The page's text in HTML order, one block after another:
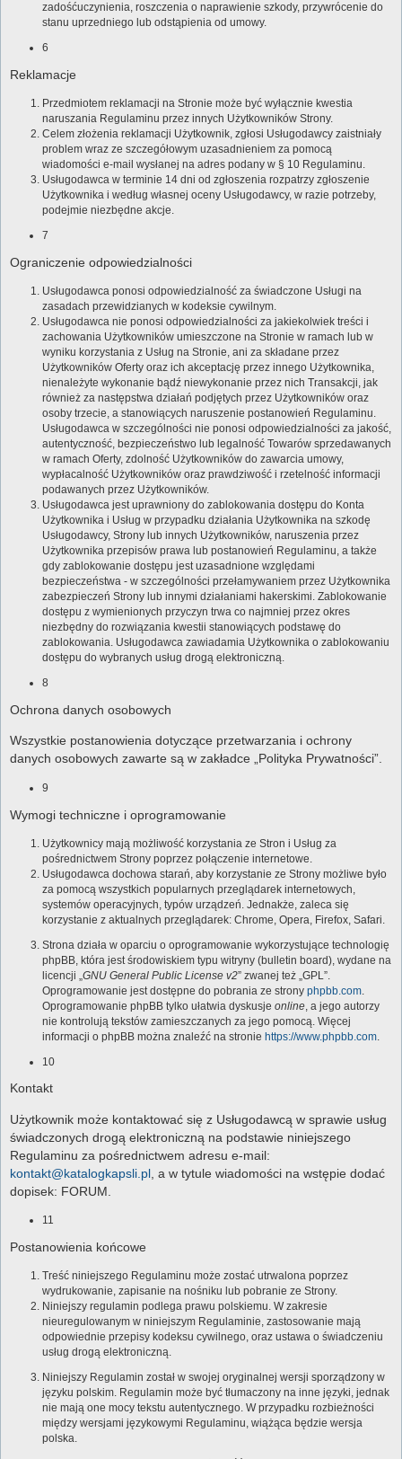
zadośćuczynienia, roszczenia o naprawienie szkody, przywrócenie do
stanu uprzedniego lub odstąpienia od umowy.
6
Reklamacje
Przedmiotem reklamacji na Stronie może być wyłącznie kwestia
naruszania Regulaminu przez innych Użytkowników Strony.
Celem złożenia reklamacji Użytkownik, zgłosi Usługodawcy zaistniały
problem wraz ze szczegółowym uzasadnieniem za pomocą
wiadomości e-mail wysłanej na adres podany w § 10 Regulaminu.
Usługodawca w terminie 14 dni od zgłoszenia rozpatrzy zgłoszenie
Użytkownika i według własnej oceny Usługodawcy, w razie potrzeby,
podejmie niezbędne akcje.
7
Ograniczenie odpowiedzialności
Usługodawca ponosi odpowiedzialność za świadczone Usługi na
zasadach przewidzianych w kodeksie cywilnym.
Usługodawca nie ponosi odpowiedzialności za jakiekolwiek treści i
zachowania Użytkowników umieszczone na Stronie w ramach lub w
wyniku korzystania z Usług na Stronie, ani za składane przez
Użytkowników Oferty oraz ich akceptację przez innego Użytkownika,
nienależyte wykonanie bądź niewykonanie przez nich Transakcji, jak
również za następstwa działań podjętych przez Użytkowników oraz
osoby trzecie, a stanowiących naruszenie postanowień Regulaminu.
Usługodawca w szczególności nie ponosi odpowiedzialności za jakość,
autentyczność, bezpieczeństwo lub legalność Towarów sprzedawanych
w ramach Oferty, zdolność Użytkowników do zawarcia umowy,
wypłacalność Użytkowników oraz prawdziwość i rzetelność informacji
podawanych przez Użytkowników.
Usługodawca jest uprawniony do zablokowania dostępu do Konta
Użytkownika i Usług w przypadku działania Użytkownika na szkodę
Usługodawcy, Strony lub innych Użytkowników, naruszenia przez
Użytkownika przepisów prawa lub postanowień Regulaminu, a także
gdy zablokowanie dostępu jest uzasadnione względami
bezpieczeństwa - w szczególności przełamywaniem przez Użytkownika
zabezpieczeń Strony lub innymi działaniami hakerskimi. Zablokowanie
dostępu z wymienionych przyczyn trwa co najmniej przez okres
niezbędny do rozwiązania kwestii stanowiących podstawę do
zablokowania. Usługodawca zawiadamia Użytkownika o zablokowaniu
dostępu do wybranych usług drogą elektroniczną.
8
Ochrona danych osobowych
Wszystkie postanowienia dotyczące przetwarzania i ochrony
danych osobowych zawarte są w zakładce „Polityka Prywatności”.
9
Wymogi techniczne i oprogramowanie
Użytkownicy mają możliwość korzystania ze Stron i Usług za
pośrednictwem Strony poprzez połączenie internetowe.
Usługodawca dochowa starań, aby korzystanie ze Strony możliwe było
za pomocą wszystkich popularnych przeglądarek internetowych,
systemów operacyjnych, typów urządzeń. Jednakże, zaleca się
korzystanie z aktualnych przeglądarek: Chrome, Opera, Firefox, Safari.
Strona działa w oparciu o oprogramowanie wykorzystujące technologię
phpBB, która jest środowiskiem typu witryny (bulletin board), wydane na
licencji „ GNU General Public License v2” zwanej też „GPL”.
Oprogramowanie jest dostępne do pobrania ze strony phpbb.com
Oprogramowanie phpBB tylko ułatwia dyskusje online , a jego autorzy
nie kontrolują tekstów zamieszczanych za jego pomocą. Więcej
informacji o phpBB można znaleźć na stronie https://www.phpbb.com
10
Kontakt
Użytkownik może kontaktować się z Usługodawcą w sprawie usług
świadczonych drogą elektroniczną na podstawie niniejszego
Regulaminu za pośrednictwem adresu e-mail:
kontakt@katalogkapsli.pl , a w tytule wiadomości na wstępie dodać
dopisek: FORUM.
11
Postanowienia końcowe
Treść niniejszego Regulaminu może zostać utrwalona poprzez
wydrukowanie, zapisanie na nośniku lub pobranie ze Strony.
Niniejszy regulamin podlega prawu polskiemu. W zakresie
nieuregulowanym w niniejszym Regulaminie, zastosowanie mają
odpowiednie przepisy kodeksu cywilnego, oraz ustawa o świadczeniu
usług drogą elektroniczną.
Niniejszy Regulamin został w swojej oryginalnej wersji sporządzony w
języku polskim. Regulamin może być tłumaczony na inne języki, jednak
nie mają one mocy tekstu autentycznego. W przypadku rozbieżności
między wersjami językowymi Regulaminu, wiążąca będzie wersja
polska.